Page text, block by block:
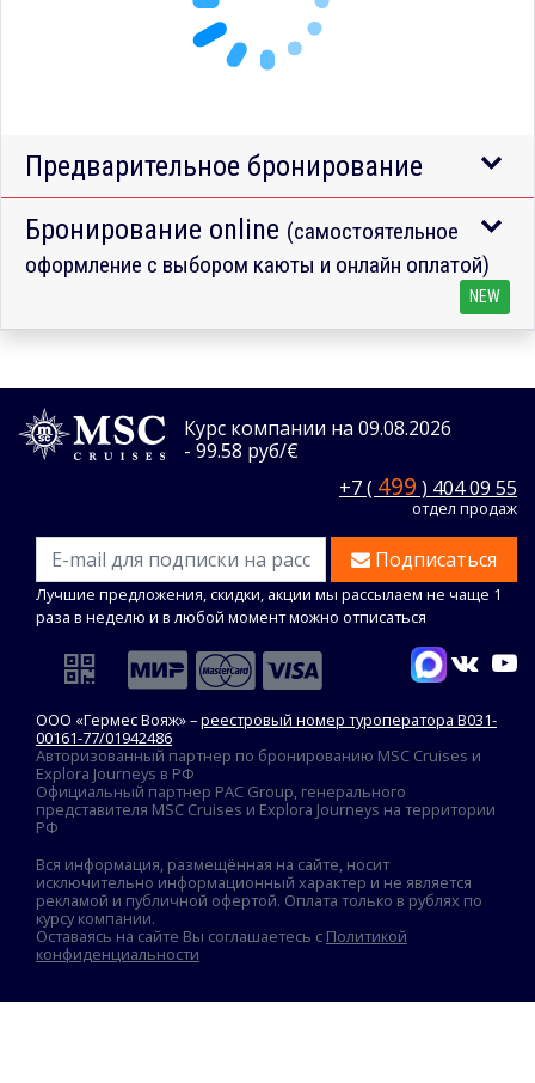
Предварительное бронирование
Бронирование online (самостоятельное
оформление с выбором каюты и онлайн оплатой)
NEW
Курс компании на 09.08.2026
- 99.58 руб/€
+7 ( 499 ) 404 09 55
отдел продаж
Подписаться
Лучшие предложения, скидки, акции мы рассылаем не чаще 1
раза в неделю и в любой момент можно отписаться
ООО «Гермес Вояж» –реестровый номер туроператора В031-
00161-77/01942486
Авторизованный партнер по бронированию MSC Cruises и
Explora Journeys в РФ
Официальный партнер PAC Group, генерального
представителя MSC Cruises и Explora Journeys на территории
РФ
Вся информация, размещённая на сайте, носит
исключительно информационный характер и не является
рекламой и публичной офертой. Оплата только в рублях по
курсу компании.
Оставаясь на сайте Вы соглашаетесь с Политикой
конфиденциальности